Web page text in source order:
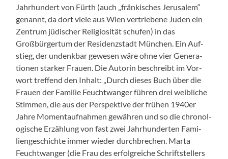
Jahrhun­dert von Fürth (auch „fränkisches Jerusalem“
genan­nt, da dort viele aus Wien ver­triebene Juden ein
Zen­trum jüdis­ch­er Reli­giosität schufen) in das
Großbürg­er­tum der Res­i­den­zs­tadt München. Ein Auf­
stieg, der undenkbar gewe­sen wäre ohne vier Gen­er­a­
tio­nen stark­er Frauen. Die Autorin beschreibt im Vor­
wort tre­f­fend den Inhalt: „Durch dieses Buch über die
Frauen der Fam­i­lie Feucht­wanger führen drei weib­liche
Stim­men, die aus der Per­spek­tive der frühen 1940er
Jahre Momen­tauf­nah­men gewähren und so die chro­nol­
o­gis­che Erzäh­lung von fast zwei Jahrhun­derten Fam­i­
liengeschichte immer wieder durch­brechen. Mar­ta
Feucht­wanger (die Frau des erfol­gre­iche Schrift­stellers